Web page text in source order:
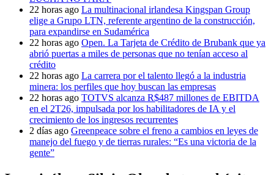
22 horas ago La multinacional irlandesa Kingspan Group
elige a Grupo LTN, referente argentino de la construcción,
para expandirse en Sudamérica
22 horas ago Open. La Tarjeta de Crédito de Brubank que ya
abrió puertas a miles de personas que no tenían acceso al
crédito
22 horas ago La carrera por el talento llegó a la industria
minera: los perfiles que hoy buscan las empresas
22 horas ago TOTVS alcanza R$487 millones de EBITDA
en el 2T26, impulsada por los habilitadores de IA y el
crecimiento de los ingresos recurrentes
2 días ago Greenpeace sobre el freno a cambios en leyes de
manejo del fuego y de tierras rurales: “Es una victoria de la
gente”